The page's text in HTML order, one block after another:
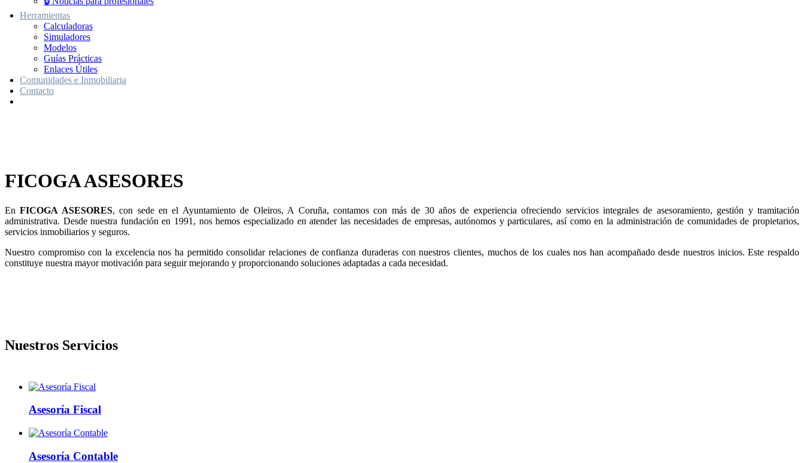
Herramientas
Calculadoras
Simuladores
Modelos
Guías Prácticas
Enlaces Útiles
Comunidades e Inmobiliaria
Contacto
Una trayectoria de más de 30 años y clientes
su confianza en nuestra gestión es nuestro mayor orgullo
y motivación para seguir mejorando día a día.
Saber más
Una trayectoria de más de 30 años y clientes
que desde nuestros inicios continúan depositando
Ficoga Asesores
FICOGA ASESORES
EnFICOGA ASESORES, con sede en el Ayuntamiento de Oleiros, A Coruña, contamos con más de 30 años de experiencia ofreciendo servicios integrales de asesoramiento, gestión y tramitación
administrativa. Desde nuestra fundación en 1991, nos hemos especializado en atender las necesidades de empresas, autónomos y particulares, así como en la administración de comunidades de propietarios,
servicios inmobiliarios y seguros.
Nuestro compromiso con la excelencia nos ha permitido consolidar relaciones de confianza duraderas con nuestros clientes, muchos de los cuales nos han acompañado desde nuestros inicios. Este respaldo
constituye nuestra mayor motivación para seguir mejorando y proporcionando soluciones adaptadas a cada necesidad.
Nuestros Servicios
Asesoría Fiscal
Asesoría Contable